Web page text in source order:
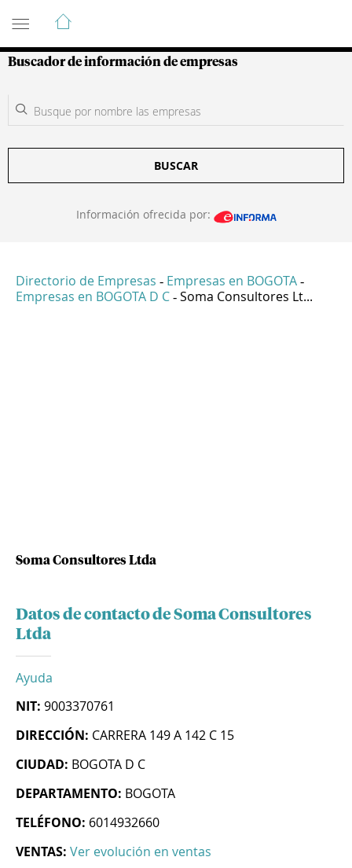
Guía de Empresas Colombianas
Buscador de información de empresas
BUSCAR
Información ofrecida por:
Directorio de Empresas - Empresas en BOGOTA -
Empresas en BOGOTA D C - Soma Consultores Lt...
Soma Consultores Ltda
Datos de contacto de Soma Consultores
Ltda
Ayuda
NIT: 9003370761
DIRECCIÓN: CARRERA 149 A 142 C 15
CIUDAD: BOGOTA D C
DEPARTAMENTO: BOGOTA
TELÉFONO: 6014932660
VENTAS: Ver evolución en ventas